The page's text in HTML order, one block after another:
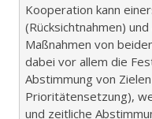
Kooperation kann
(Rücksichtnahmen)
Maßnahmen von
dabei vor allem die
Abstimmung von
Prioritätensetzung),
und zeitliche